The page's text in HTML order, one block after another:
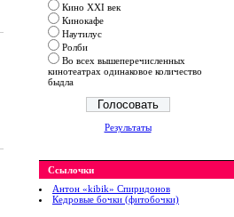
Кино XXI век
Кинокафе
Наутилус
Ролби
Во всех вышеперечисленных
кинотеатрах одинаковое количество
быдла
Результаты
Ссылочки
Антон «kibik» Спиридонов
Кедровые бочки (фитобочки)